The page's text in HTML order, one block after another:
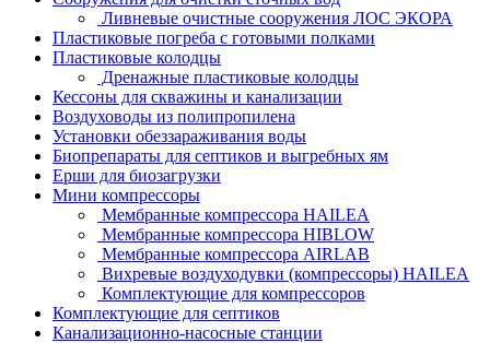
Ливневые очистные сооружения ЛОС ЭКОРА
Пластиковые погреба с готовыми полками
Пластиковые колодцы
Дренажные пластиковые колодцы
Кессоны для скважины и канализации
Воздуховоды из полипропилена
Установки обеззараживания воды
Биопрепараты для септиков и выгребных ям
Ерши для биозагрузки
Мини компрессоры
Мембранные компрессора HAILEA
Мембранные компрессора HIBLOW
Мембранные компрессора AIRLAB
Вихревые воздуходувки (компрессоры) HAILEA
Комплектующие для компрессоров
Комплектующие для септиков
Канализационно-насосные станции